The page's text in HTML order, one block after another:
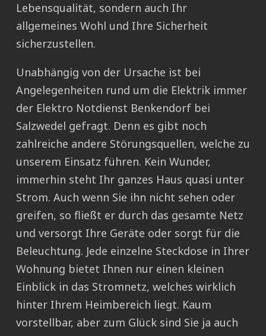
Lebensqualität, sondern auch Ihr
allgemeines Wohl und Ihre Sicherheit
sicherzustellen.
Unabhängig von der Ursache ist bei
Angelegenheiten rund um die Elektrik immer
der Elektro Notdienst Benkendorf bei
Salzwedel gefragt. Denn es gibt noch
zahlreiche andere Störungsquellen, welche zu
unserem Einsatz führen. Kein Wunder,
immerhin steht Ihr ganzes Haus quasi unter
Strom. Auch wenn Sie ihn nicht sehen oder
greifen, so fließt er durch das gesamte Netz
und versorgt Ihre Geräte oder sorgt für die
Beleuchtung. Jede einzelne Steckdose in Ihrer
Wohnung bietet Ihnen nur einen kleinen
Einblick in das Stromnetz, welches wirklich
hinter Ihrem Heimbereich liegt. Kaum
vorstellbar, aber zum Glück sind Sie ja auch